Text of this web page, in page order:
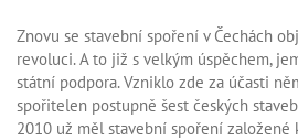
Znovu se stavební spoření v Čechách
revoluci. A to již s velkým úspěchem,
státní podpora. Vzniklo zde za účasti
spořitelen postupně šest českých
2010 už měl stavební spoření založené